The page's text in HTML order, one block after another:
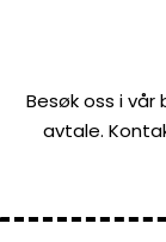
Besøk oss i
avtale.